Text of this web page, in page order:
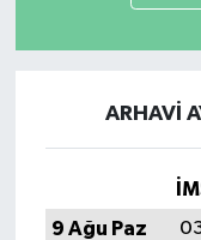
ARHAVI
9 Ağu Paz